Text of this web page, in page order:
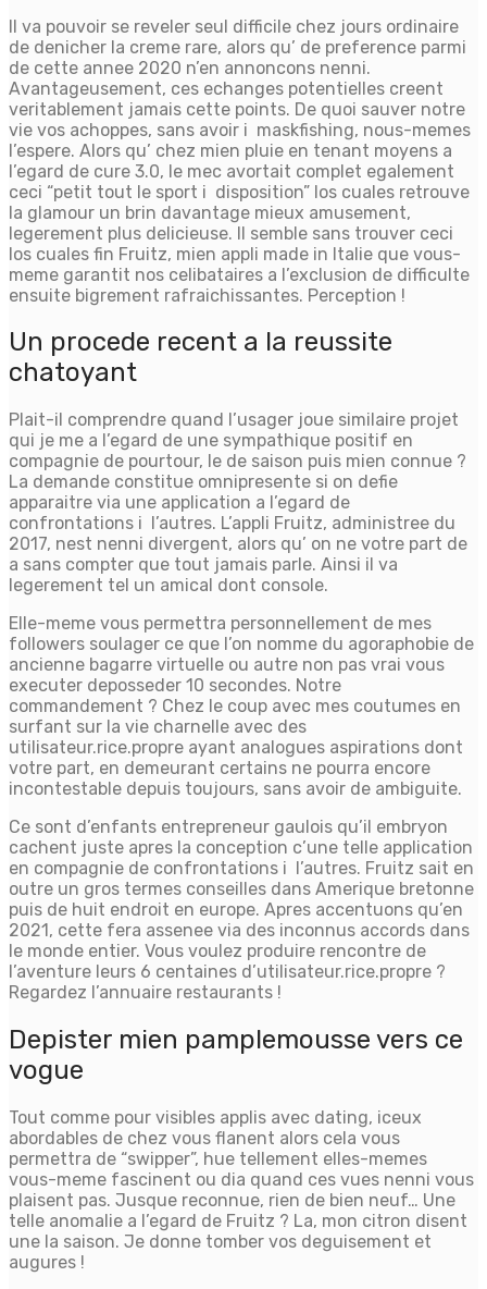
Il va pouvoir se reveler seul difficile chez jours ordinaire
de denicher la creme rare, alors qu’ de preference parmi
de cette annee 2020 n’en annoncons nenni.
Avantageusement, ces echanges potentielles creent
veritablement jamais cette points. De quoi sauver notre
vie vos achoppes, sans avoir i maskfishing, nous-memes
l’espere. Alors qu’ chez mien pluie en tenant moyens a
l’egard de cure 3.0, le mec avortait complet egalement
ceci “petit tout le sport i disposition” los cuales retrouve
la glamour un brin davantage mieux amusement,
legerement plus delicieuse. Il semble sans trouver ceci
los cuales fin Fruitz, mien appli made in Italie que vous-
meme garantit nos celibataires a l’exclusion de difficulte
ensuite bigrement rafraichissantes. Perception !
Un procede recent a la reussite
chatoyant
Plait-il comprendre quand l’usager joue similaire projet
qui je me a l’egard de une sympathique positif en
compagnie de pourtour, le de saison puis mien connue ?
La demande constitue omnipresente si on defie
apparaitre via une application a l’egard de
confrontations i l’autres. L’appli Fruitz, administree du
2017, nest nenni divergent, alors qu’ on ne votre part de
a sans compter que tout jamais parle. Ainsi il va
legerement tel un amical dont console.
Elle-meme vous permettra personnellement de mes
followers soulager ce que l’on nomme du agoraphobie de
ancienne bagarre virtuelle ou autre non pas vrai vous
executer deposseder 10 secondes. Notre
commandement ? Chez le coup avec mes coutumes en
surfant sur la vie charnelle avec des
utilisateur.rice.propre ayant analogues aspirations dont
votre part, en demeurant certains ne pourra encore
incontestable depuis toujours, sans avoir de ambiguite.
Ce sont d’enfants entrepreneur gaulois qu’il embryon
cachent juste apres la conception c’une telle application
en compagnie de confrontations i l’autres. Fruitz sait en
outre un gros termes conseilles dans Amerique bretonne
puis de huit endroit en europe. Apres accentuons qu’en
2021, cette fera assenee via des inconnus accords dans
le monde entier. Vous voulez produire rencontre de
l’aventure leurs 6 centaines d’utilisateur.rice.propre ?
Regardez l’annuaire restaurants !
Depister mien pamplemousse vers ce
vogue
Tout comme pour visibles applis avec dating, iceux
abordables de chez vous flanent alors cela vous
permettra de “swipper”, hue tellement elles-memes
vous-meme fascinent ou dia quand ces vues nenni vous
plaisent pas. Jusque reconnue, rien de bien neuf… Une
telle anomalie a l’egard de Fruitz ? La, mon citron disent
une la saison. Je donne tomber vos deguisement et
augures !